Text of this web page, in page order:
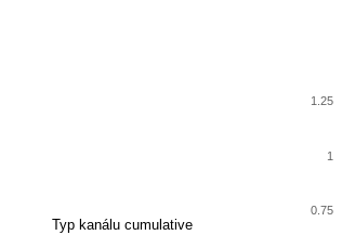
Typ kanálu cumulative
0.75
1
1.25